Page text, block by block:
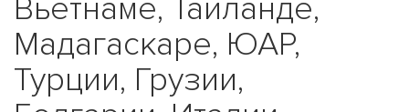
Вьетнаме, Таиланде,
Мадагаскаре, ЮАР,
Турции, Грузии,